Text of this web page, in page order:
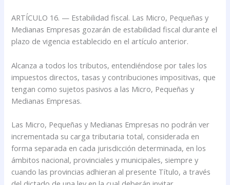
ARTÍCULO 16. — Estabilidad fiscal. Las Micro, Pequeñas y
Medianas Empresas gozarán de estabilidad fiscal durante el
plazo de vigencia establecido en el artículo anterior.
Alcanza a todos los tributos, entendiéndose por tales los
impuestos directos, tasas y contribuciones impositivas, que
tengan como sujetos pasivos a las Micro, Pequeñas y
Medianas Empresas.
Las Micro, Pequeñas y Medianas Empresas no podrán ver
incrementada su carga tributaria total, considerada en
forma separada en cada jurisdicción determinada, en los
ámbitos nacional, provinciales y municipales, siempre y
cuando las provincias adhieran al presente Título, a través